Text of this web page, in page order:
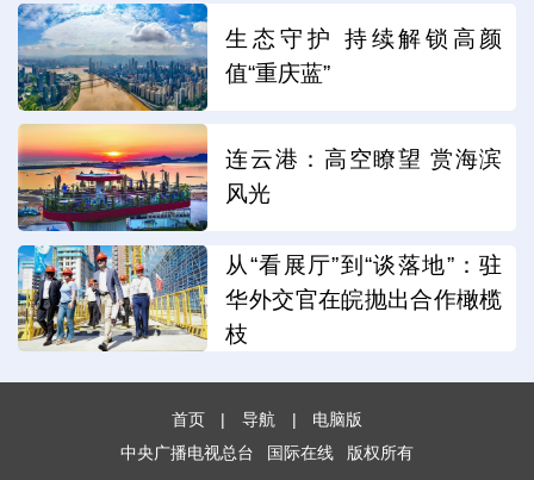
生态守护 持续解锁高颜
值“重庆蓝”
连云港：高空瞭望 赏海滨
风光
从“看展厅”到“谈落地”：驻
华外交官在皖抛出合作橄榄
枝
首页 | 导航 |
电脑版
中央广播电视总台
国际在线 版权所有